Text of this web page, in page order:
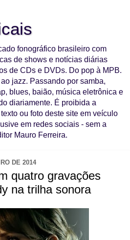
fonográfico brasileiro com
de shows e notícias diárias
de CDs e DVDs. Do pop à MPB.
jazz. Passando por samba,
blues, baião, música eletrônica e
diariamente. É proibida a
ou foto deste site em veículo
em redes sociais - sem a
Mauro Ferreira.
DE 2014
quatro gravações
na trilha sonora